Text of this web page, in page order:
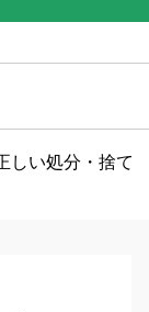
しい処分・捨て